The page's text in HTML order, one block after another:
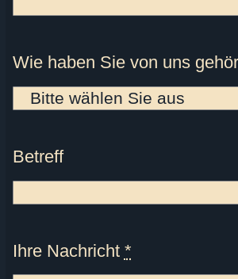
Wie haben Sie von uns
Betreff
Ihre Nachricht *